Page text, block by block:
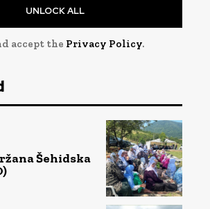
UNLOCK ALL
accept the Privacy Policy.
Šehidska